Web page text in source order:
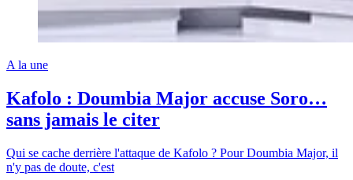
A la une
Kafolo : Doumbia Major accuse Soro…
sans jamais le citer
Qui se cache derrière l'attaque de Kafolo ? Pour Doumbia Major, il
n'y pas de doute, c'est